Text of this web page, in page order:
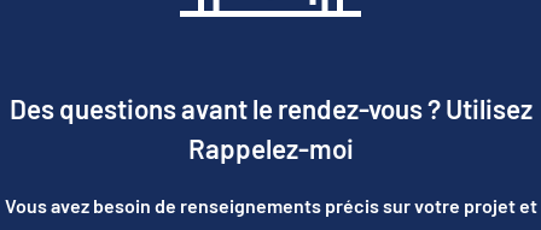
Des questions avant le rendez-vous ? Utilisez
Rappelez-moi
Vous avez besoin de renseignements précis sur votre projet et